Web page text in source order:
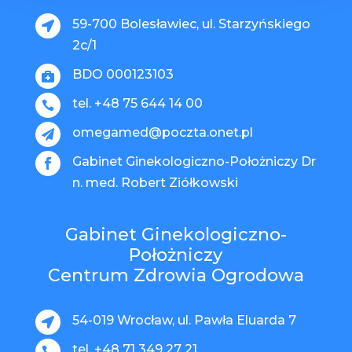

59-700 Bolesławiec, ul. Starzyńskiego
2c/1
 BDO 000123103
 tel. +48 75 644 14 00
 omegamed@poczta.onet.pl

Gabinet Ginekologiczno-Położniczy Dr
n. med. Robert Ziółkowski
Gabinet Ginekologiczno-
Położniczy
Centrum Zdrowia Ogrodowa
 54-019 Wrocław, ul. Pawła Eluarda 7